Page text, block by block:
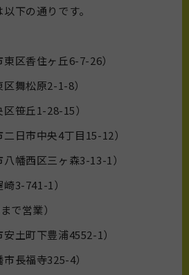
下の通りです。
区香住ヶ丘6-7-26）
舞松原2-1-8）
笹丘1-28-15）
日市中央4丁目15-12）
幡西区三ヶ森3-13-1）
3-741-1）
で営業）
土町下豊浦4552-1）
長福寺325-4）